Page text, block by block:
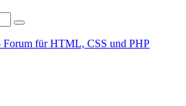
Forum für HTML, CSS und PHP